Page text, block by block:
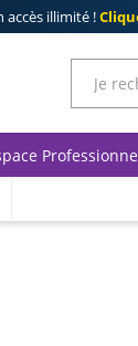
accès illimité !